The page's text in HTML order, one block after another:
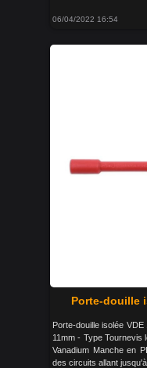
06/04/2022 16:54
Porte-douille
Porte-douille isolée
11mm - Type Tournevis
Vanadium Manche en
des circuits allant